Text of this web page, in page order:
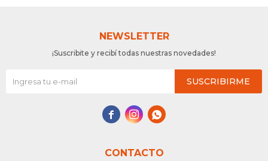
CONTACTO
NEWSLETTER
¡Suscribite y recibí todas nuestras novedades!
SUSCRIBIRME
  